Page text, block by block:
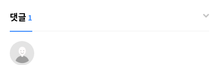
댓글 1